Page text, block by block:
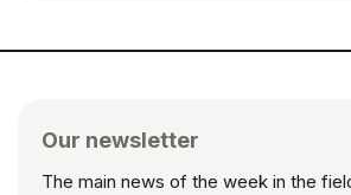
Our newsletter
The main news of the week in the